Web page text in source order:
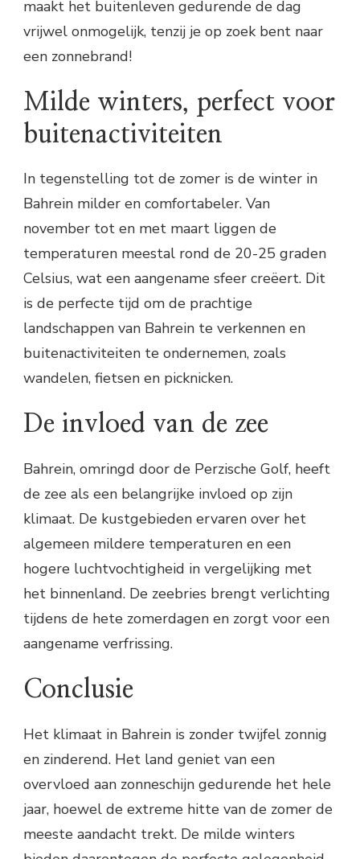
maakt het buitenleven gedurende de dag
vrijwel onmogelijk, tenzij je op zoek bent naar
een zonnebrand!
Milde winters, perfect voor
buitenactiviteiten
In tegenstelling tot de zomer is de winter in
Bahrein milder en comfortabeler. Van
november tot en met maart liggen de
temperaturen meestal rond de 20-25 graden
Celsius, wat een aangename sfeer creëert. Dit
is de perfecte tijd om de prachtige
landschappen van Bahrein te verkennen en
buitenactiviteiten te ondernemen, zoals
wandelen, fietsen en picknicken.
De invloed van de zee
Bahrein, omringd door de Perzische Golf, heeft
de zee als een belangrijke invloed op zijn
klimaat. De kustgebieden ervaren over het
algemeen mildere temperaturen en een
hogere luchtvochtigheid in vergelijking met
het binnenland. De zeebries brengt verlichting
tijdens de hete zomerdagen en zorgt voor een
aangename verfrissing.
Conclusie
Het klimaat in Bahrein is zonder twijfel zonnig
en zinderend. Het land geniet van een
overvloed aan zonneschijn gedurende het hele
jaar, hoewel de extreme hitte van de zomer de
meeste aandacht trekt. De milde winters